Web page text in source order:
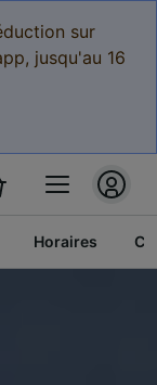
sur
jusqu'au 16
Horaires